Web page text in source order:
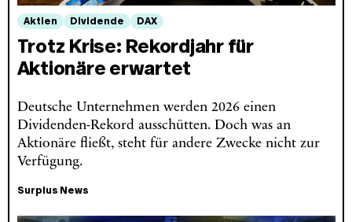
Aktien Dividende DAX
Trotz Krise: Rekordjahr für
Aktionäre erwartet
Deutsche Unternehmen werden 2026 einen
Dividenden-Rekord ausschütten. Doch was an
Aktionäre fließt, steht für andere Zwecke nicht zur
Verfügung.
Surplus News